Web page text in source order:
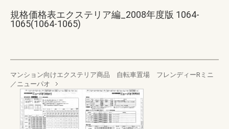
規格価格表エクステリア編_2008年度版 1064-
1065(1064-1065)
マンション向けエクステリア商品 自転車置場 フレンディーRミニ
／ニューパオ